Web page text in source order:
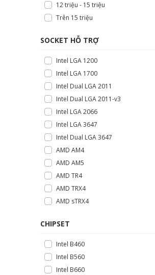
12 triệu - 15 triệu
Trên 15 triệu
SOCKET HỖ TRỢ
Intel LGA 1200
Intel LGA 1700
Intel Dual LGA 2011
Intel Dual LGA 2011-v3
Intel LGA 2066
Intel LGA 3647
Intel Dual LGA 3647
AMD AM4
AMD AM5
AMD TR4
AMD TRX4
AMD sTRX4
CHIPSET
Intel B460
Intel B560
Intel B660